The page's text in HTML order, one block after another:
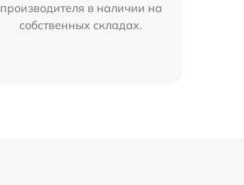
производителя в наличии на
собственных складах.